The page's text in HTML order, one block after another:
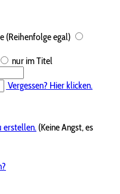
(Reihenfolge egal)
nur im Titel
Vergessen? Hier klicken.
erstellen. (Keine Angst, es